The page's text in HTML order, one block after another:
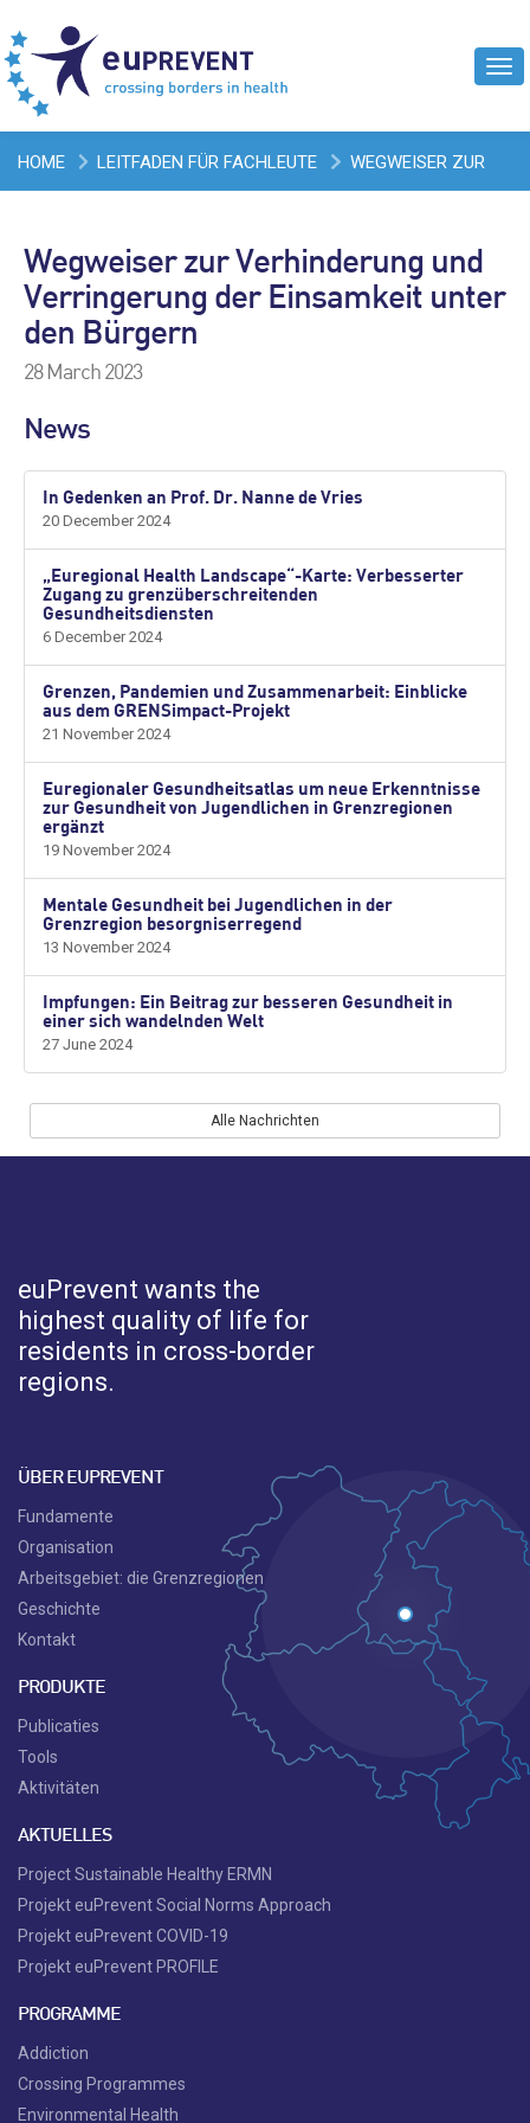
HOME LEITFADEN FÜR FACHLEUTE WEGWEISER ZUR
DEN BÜRGERN
Wegweiser zur Verhinderung und
Verringerung der Einsamkeit unter
den Bürgern
28 March 2023
News
In Gedenken an Prof. Dr. Nanne de Vries
20 December 2024
„Euregional Health Landscape“-Karte: Verbesserter
Zugang zu grenzüberschreitenden
Gesundheitsdiensten
6 December 2024
Grenzen, Pandemien und Zusammenarbeit: Einblicke
aus dem GRENSimpact-Projekt
21 November 2024
Euregionaler Gesundheitsatlas um neue Erkenntnisse
zur Gesundheit von Jugendlichen in Grenzregionen
ergänzt
19 November 2024
Mentale Gesundheit bei Jugendlichen in der
Grenzregion besorgniserregend
13 November 2024
Impfungen: Ein Beitrag zur besseren Gesundheit in
einer sich wandelnden Welt
27 June 2024
Alle Nachrichten
euPrevent wants the
highest quality of life for
residents in cross-border
regions.
ÜBER EUPREVENT
Fundamente
Organisation
Arbeitsgebiet: die Grenzregionen
Geschichte
Kontakt
PRODUKTE
Publicaties
Tools
Aktivitäten
AKTUELLES
Project Sustainable Healthy ERMN
Projekt euPrevent Social Norms Approach
Projekt euPrevent COVID-19
Projekt euPrevent PROFILE
PROGRAMME
Addiction
Crossing Programmes
Environmental Health